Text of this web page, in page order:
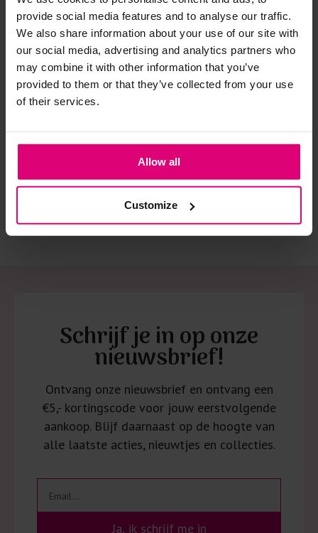
provide social media features and to analyse our traffic.
We also share information about your use of our site with
our social media, advertising and analytics partners who
may combine it with other information that you’ve
provided to them or that they’ve collected from your use
of their services.
Allow all
Customize
Strijkijzer/droogtrommel:
Kledingstukken met elastine zijn niet bestand tegen de hitte
van het strijkijzer en/of de droogtrommel. Ook in veel
spijkerbroeken is elastine (stretch) verwerkt en mogen dus
spaghetti band
€ 70.00
Schrijf je in op onze
nieuwsbrief!
Ontvang onze nieuwsbrief en ontvang een
€5,- kortingscode voor jouw eerstvolgende
aankoop. Blijf daarnaast op de hoogte van
alle laatste acties, nieuwtjes en collecties.
Ja, ik schrijf me in